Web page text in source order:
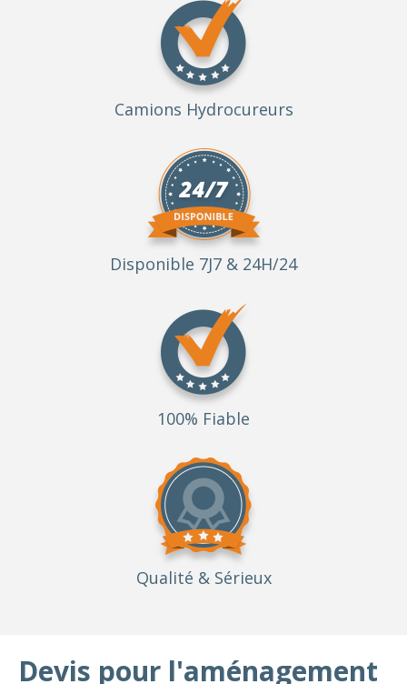
Camions Hydrocureurs
Disponible 7J7 & 24H/24
100% Fiable
Qualité & Sérieux
Devis pour l'aménagement